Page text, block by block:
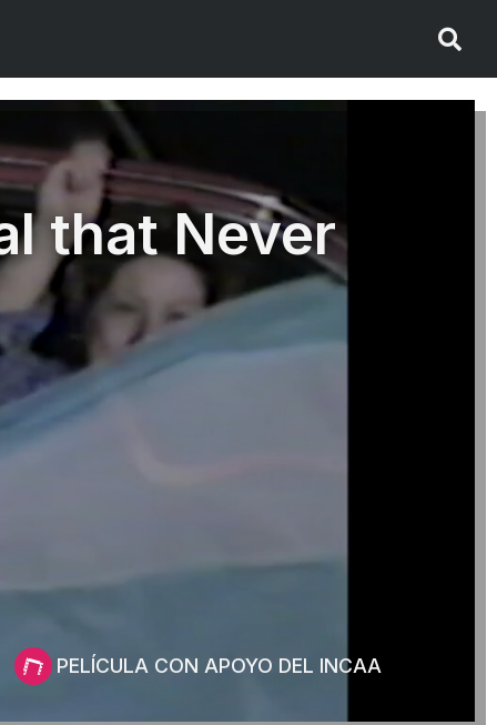
that Never
PELÍCULA CON APOYO DEL INCAA